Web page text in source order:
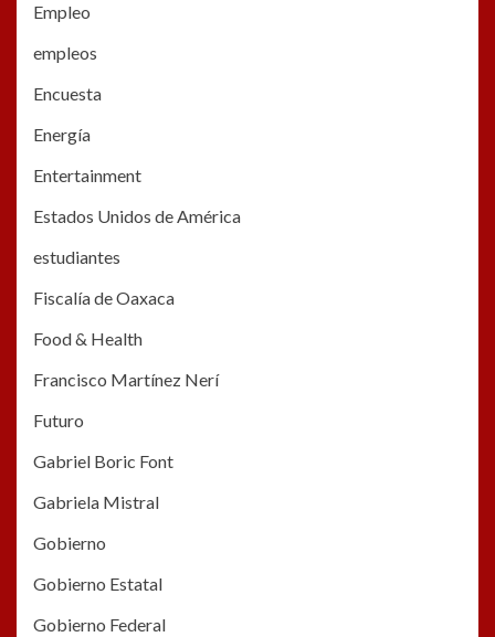
Empleo
empleos
Encuesta
Energía
Entertainment
Estados Unidos de América
estudiantes
Fiscalía de Oaxaca
Food & Health
Francisco Martínez Nerí
Futuro
Gabriel Boric Font
Gabriela Mistral
Gobierno
Gobierno Estatal
Gobierno Federal